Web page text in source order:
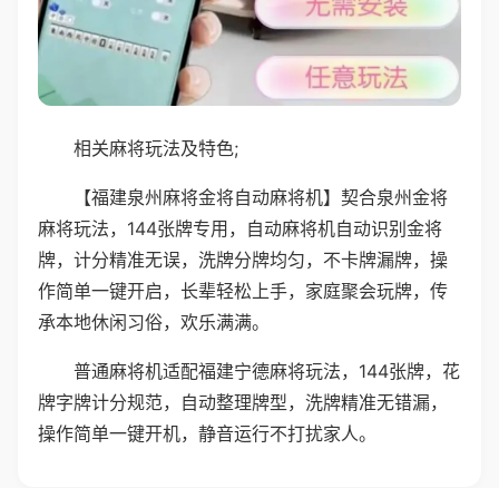
相关麻将玩法及特色;
【福建泉州麻将金将自动麻将机】契合泉州金将
麻将玩法，144张牌专用，自动麻将机自动识别金将
牌，计分精准无误，洗牌分牌均匀，不卡牌漏牌，操
作简单一键开启，长辈轻松上手，家庭聚会玩牌，传
承本地休闲习俗，欢乐满满。
普通麻将机适配福建宁德麻将玩法，144张牌，花
牌字牌计分规范，自动整理牌型，洗牌精准无错漏，
操作简单一键开机，静音运行不打扰家人。